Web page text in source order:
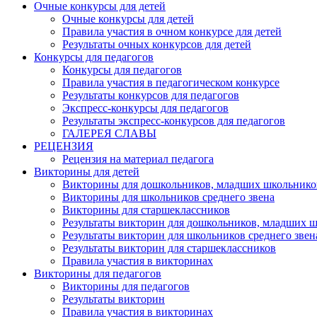
Очные конкурсы для детей
Очные конкурсы для детей
Правила участия в очном конкурсе для детей
Результаты очных конкурсов для детей
Конкурсы для педагогов
Конкурсы для педагогов
Правила участия в педагогическом конкурсе
Результаты конкурсов для педагогов
Экспресс-конкурсы для педагогов
Результаты экспресс-конкурсов для педагогов
ГАЛЕРЕЯ СЛАВЫ
РЕЦЕНЗИЯ
Рецензия на материал педагога
Викторины для детей
Викторины для дошкольников, младших
Викторины для школьников среднего звена
Викторины для старшеклассников
Результаты викторин для дошкольников, младших
Результаты викторин для школьников среднего
Результаты викторин для старшеклассников
Правила участия в викторинах
Викторины для педагогов
Викторины для педагогов
Результаты викторин
Правила участия в викторинах